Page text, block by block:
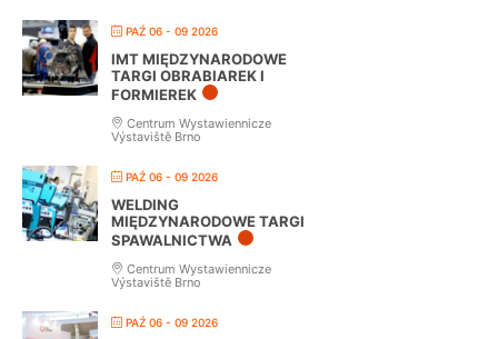
PAŹ 06 - 09 2026
IMT MIĘDZYNARODOWE
TARGI OBRABIAREK I
FORMIEREK
Centrum Wystawiennicze
Výstaviště Brno
PAŹ 06 - 09 2026
WELDING
MIĘDZYNARODOWE TARGI
SPAWALNICTWA
Centrum Wystawiennicze
Výstaviště Brno
PAŹ 06 - 09 2026